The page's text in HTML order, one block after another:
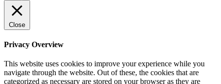
Close
Privacy Overview
This website uses cookies to improve your experience while you
navigate through the website. Out of these, the cookies that are
categorized as necessary are stored on your browser as they are